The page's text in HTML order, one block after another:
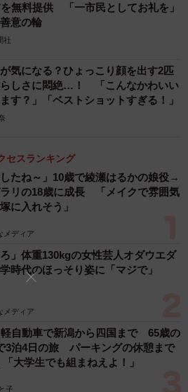
入ったんだと思いますが、表情も
ました」
な感じですか？
と取っ組み合いをしてますが、い
いい瞬間はどのような時が多いの
はいろいろあるのですが、最近名
るようになったのと、ごはんの場
がお気に入りです。あとくっつい
いつも可愛いです」
とらえた写真を見せてください！
無料提供 「一市民としてお礼を」
意の輪
社
気になる？ひょっこり顔を出す2匹
しさに悶絶…！ 「こんなかわいい
す？」「ベストショットすぎる！」
セスランキング
したね～」10歳で綾瀬はるかの娘役→
リの18歳に成長 「メイクで雰囲気
に入れそう」
メディア
ろ」体重130kgの女性芸人オダウエダ
時代のほっそり姿に「マジで」
メディア
自動車で新潟から四国まで 65歳の
3泊4日の旅 パーキングの休憩まで
大学生でも組まねえよ！」
子